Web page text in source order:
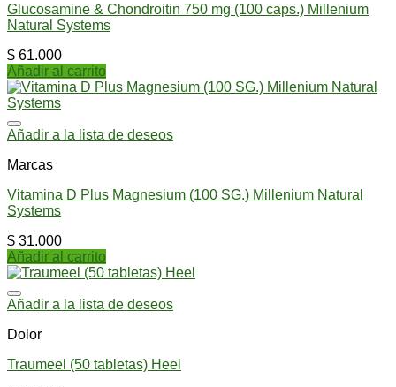
Glucosamine & Chondroitin 750 mg (100 caps.) Millenium
Natural Systems
$ 61.000
Añadir al carrito
Añadir a la lista de deseos
Marcas
Vitamina D Plus Magnesium (100 SG.) Millenium Natural
Systems
$ 31.000
Añadir al carrito
Añadir a la lista de deseos
Dolor
Traumeel (50 tabletas) Heel